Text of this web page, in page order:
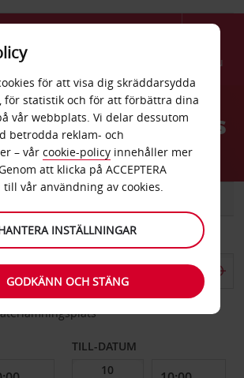
Menu
flygplats
TILL-DATUM
för att visa dig skräddarsydda
för statistik och för att förbättra dina
vår webbplats. Vi delar dessutom
betrodda reklam- och
– vår cookie-policy innehåller mer
att klicka på ACCEPTERA
vår användning av cookies.
INSTÄLLNINGAR
GODKÄNN OCH STÄNG